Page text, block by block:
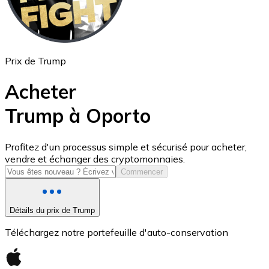
USD Coin
USDC
Prix de Trump
Acheter
Trump à Oporto
Profitez d'un processus simple et sécurisé pour acheter,
vendre et échanger des cryptomonnaies.
Commencer
Détails du prix de Trump
Téléchargez notre portefeuille d'auto-conservation